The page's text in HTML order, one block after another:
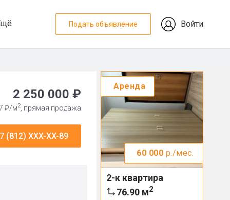
Подать объявление Войти
2 250 000 ₽
₽/м2, прямая продажа
(812) XXX-XX-89
Аренда
60 000 р./мес.
2-к квартира
76.90 м2